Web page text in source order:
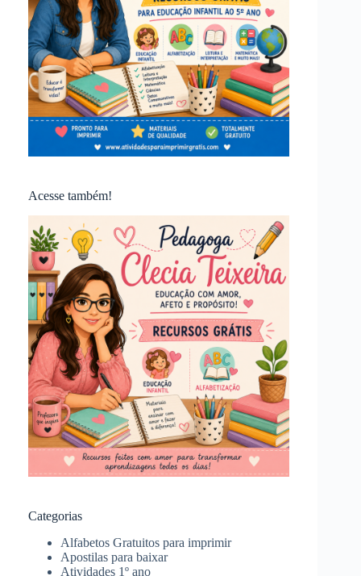
Acesse também!
Categorias
Alfabetos Gratuitos para imprimir
Apostilas para baixar
Atividades 1º ano